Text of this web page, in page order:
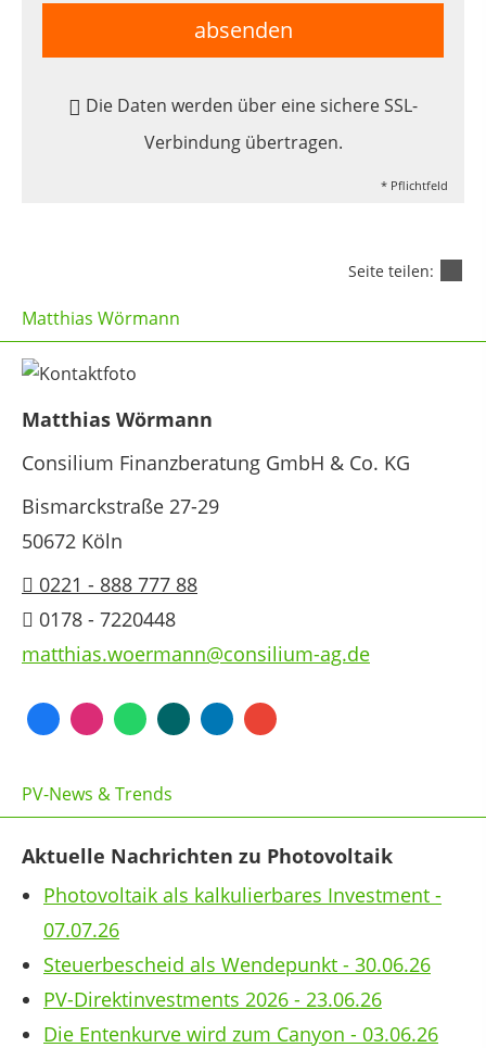
absenden
Die Daten werden über eine sichere SSL-
Verbindung übertragen.
* Pflichtfeld
Seite teilen:
Matthias Wörmann
Matthias Wörmann
Consilium Finanzberatung GmbH & Co. KG
Bismarckstraße 27-29
50672 Köln
0221 - 888 777 88
0178 - 7220448
matthias.woermann@consilium-ag.de
PV-News & Trends
Aktuelle Nachrichten zu Photovoltaik
Photovoltaik als kalkulierbares Investment -
07.07.26
Steuerbescheid als Wendepunkt - 30.06.26
PV-Direktinvestments 2026 - 23.06.26
Die Entenkurve wird zum Canyon - 03.06.26